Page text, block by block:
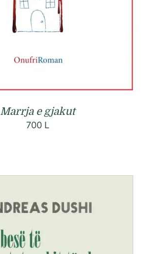
Marrja e gjakut
700 L